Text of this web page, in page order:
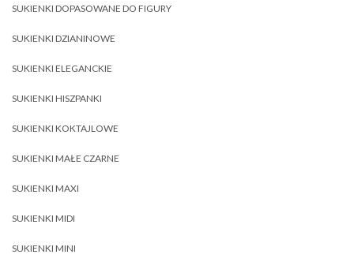
SUKIENKI DOPASOWANE DO FIGURY
SUKIENKI DZIANINOWE
SUKIENKI ELEGANCKIE
SUKIENKI HISZPANKI
SUKIENKI KOKTAJLOWE
SUKIENKI MAŁE CZARNE
SUKIENKI MAXI
SUKIENKI MIDI
SUKIENKI MINI